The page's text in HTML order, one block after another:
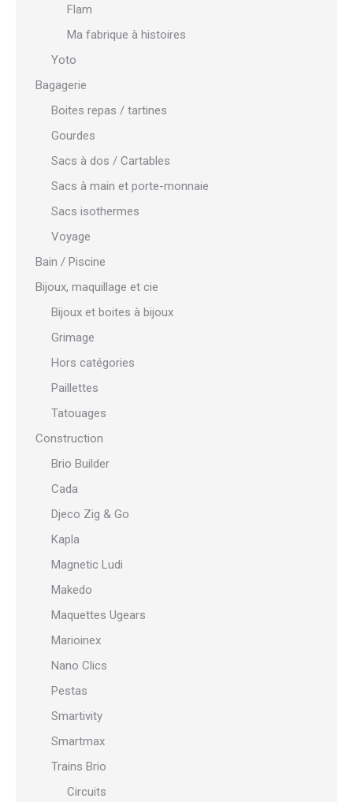
Flam
Ma fabrique à histoires
Yoto
Bagagerie
Boites repas / tartines
Gourdes
Sacs à dos / Cartables
Sacs à main et porte-monnaie
Sacs isothermes
Voyage
Bain / Piscine
Bijoux, maquillage et cie
Bijoux et boites à bijoux
Grimage
Hors catégories
Paillettes
Tatouages
Construction
Brio Builder
Cada
Djeco Zig & Go
Kapla
Magnetic Ludi
Makedo
Maquettes Ugears
Marioinex
Nano Clics
Pestas
Smartivity
Smartmax
Trains Brio
Circuits